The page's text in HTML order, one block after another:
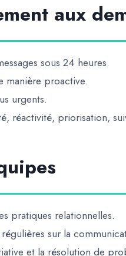
aux
sous 24 heures.
manière proactive.
urgents.
réactivité, priorisation,
pratiques relationnelles.
sur la
et la résolution de